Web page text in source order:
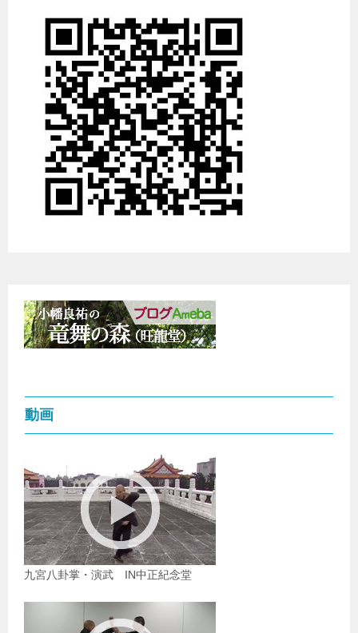
動画
九宮八卦掌・演武 IN中正紀念堂